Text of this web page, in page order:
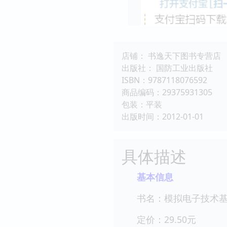
店铺： 书逸天下图书专营店
出版社： 国防工业出版社
ISBN：9787118076592
商品编码：29375931305
包装：平装
出版时间：2012-01-01
具体描述
基本信息
书名：模拟电子技术
定价：29.50元